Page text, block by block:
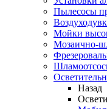
Пылесосы
Мойки
Мозаично-
Назад